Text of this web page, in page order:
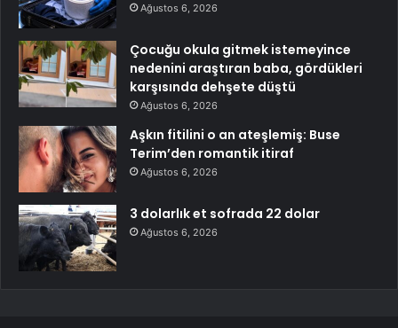
Ağustos 6, 2026
Çocuğu okula gitmek istemeyince
nedenini araştıran baba, gördükleri
karşısında dehşete düştü
Ağustos 6, 2026
Aşkın fitilini o an ateşlemiş: Buse
Terim’den romantik itiraf
Ağustos 6, 2026
3 dolarlık et sofrada 22 dolar
Ağustos 6, 2026